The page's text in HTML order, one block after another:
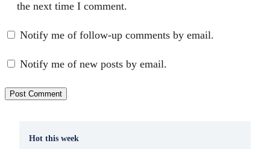
the next time I comment.
Notify me of follow-up comments by email.
Notify me of new posts by email.
Hot this week